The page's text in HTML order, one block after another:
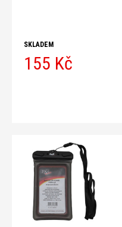
SKLADEM
155 Kč